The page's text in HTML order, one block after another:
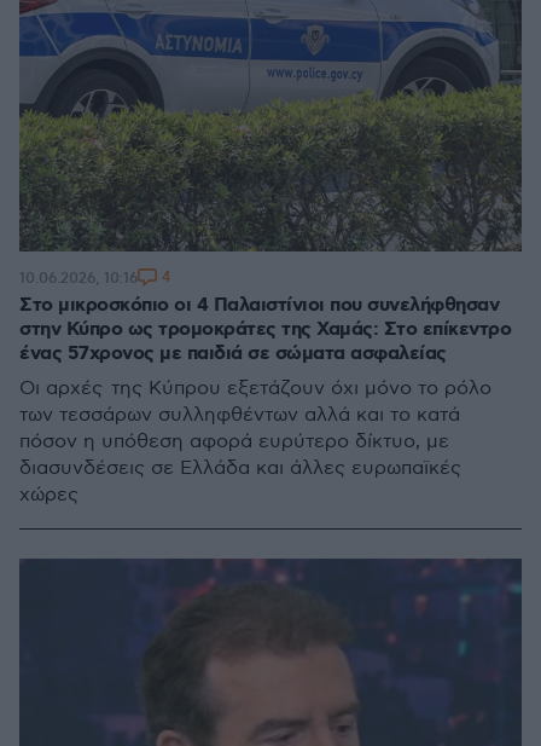
Στο μικροσκόπιο οι 4 Παλαιστίνιοι που συνελήφθησαν
στην Κύπρο ως τρομοκράτες της Χαμάς: Στο επίκεντρο
ένας 57χρονος με παιδιά σε σώματα ασφαλείας
Οι αρχές της Κύπρου εξετάζουν όχι μόνο το ρόλο
των τεσσάρων συλληφθέντων αλλά και το κατά
πόσον η υπόθεση αφορά ευρύτερο δίκτυο, με
διασυνδέσεις σε Ελλάδα και άλλες ευρωπαϊκές
χώρες
10.06.2026, 10:16 4